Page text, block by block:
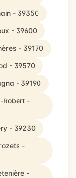
- 39350
- 39600
- 39170
- 39570
- 39190
Robert -
- 39230
-
-